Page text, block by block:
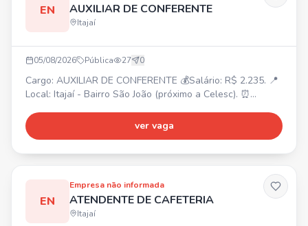
EN AUXILIAR DE CONFERENTE
Itajaí
05/08/2026 Pública 27 0
Cargo: AUXILIAR DE CONFERENTE 💰Salário: R$ 2.235. 📍
Local: Itajaí - Bairro São João (próximo a Celesc). ⏰
Sábado: 08:00 às 12:00. 🎁Benefícios: Voucher R$ 200,00
(após experiência R$ 400,00). Requisitos: Experiência na
ver vaga
EN
Empresa não informada
ATENDENTE DE CAFETERIA
Itajaí